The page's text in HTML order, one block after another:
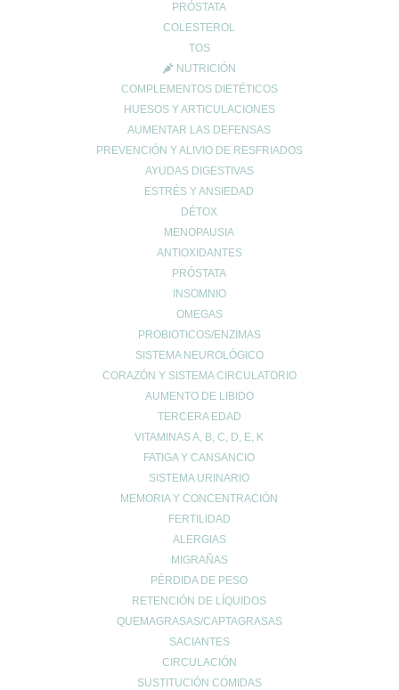
PRÓSTATA
COLESTEROL
TOS
NUTRICIÓN
COMPLEMENTOS DIETÉTICOS
HUESOS Y ARTICULACIONES
AUMENTAR LAS DEFENSAS
PREVENCIÓN Y ALIVIO DE RESFRIADOS
AYUDAS DIGESTIVAS
ESTRÉS Y ANSIEDAD
DÉTOX
MENOPAUSIA
ANTIOXIDANTES
PRÓSTATA
INSOMNIO
OMEGAS
PROBIOTICOS/ENZIMAS
SISTEMA NEUROLÓGICO
CORAZÓN Y SISTEMA CIRCULATORIO
AUMENTO DE LIBIDO
TERCERA EDAD
VITAMINAS A, B, C, D, E, K
FATIGA Y CANSANCIO
SISTEMA URINARIO
MEMORIA Y CONCENTRACIÓN
FERTILIDAD
ALERGIAS
MIGRAÑAS
PÉRDIDA DE PESO
RETENCIÓN DE LÍQUIDOS
QUEMAGRASAS/CAPTAGRASAS
SACIANTES
CIRCULACIÓN
SUSTITUCIÓN COMIDAS